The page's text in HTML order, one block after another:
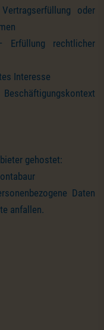
oder
rechtlicher
Interesse
gehostet:
Daten
anfallen.